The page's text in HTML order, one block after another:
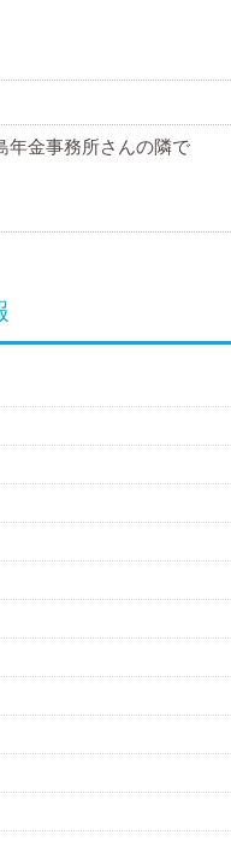
年金事務所さんの隣で